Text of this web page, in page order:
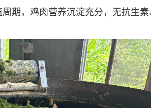
期，鸡肉营养沉淀充分，无抗生